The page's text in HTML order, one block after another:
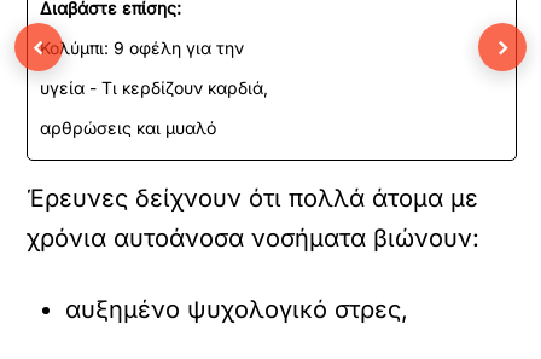
Διαβάστε επίσης:
Κολύμπι: 9 οφέλη για την
υγεία - Τι κερδίζουν καρδιά,
αρθρώσεις και μυαλό
Έρευνες δείχνουν ότι πολλά άτομα με
χρόνια αυτοάνοσα νοσήματα βιώνουν:
αυξημένο ψυχολογικό στρες,
‹ ›